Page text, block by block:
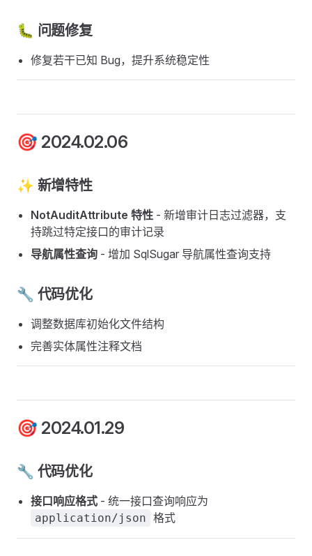
🐛 问题修复
修复若干已知 Bug，提升系统稳定性
🎯 2024.02.06
✨ 新增特性
NotAuditAttribute 特性 - 新增审计日志过滤器，支
持跳过特定接口的审计记录
导航属性查询 - 增加 SqlSugar 导航属性查询支持
🔧 代码优化
调整数据库初始化文件结构
完善实体属性注释文档
🎯 2024.01.29
🔧 代码优化
接口响应格式 - 统一接口查询响应为
application/json 格式